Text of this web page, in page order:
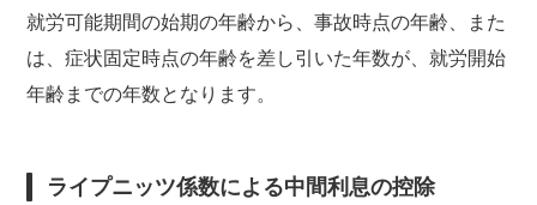
就労可能期間の始期の年齢から、事故時点の年齢、また
は、症状固定時点の年齢を差し引いた年数が、就労開始
年齢までの年数となります。
ライプニッツ係数による中間利息の控除